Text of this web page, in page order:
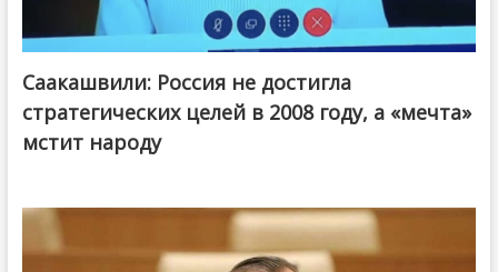
Саакашвили: Россия не достигла
стратегических целей в 2008 году, а «мечта»
мстит народу